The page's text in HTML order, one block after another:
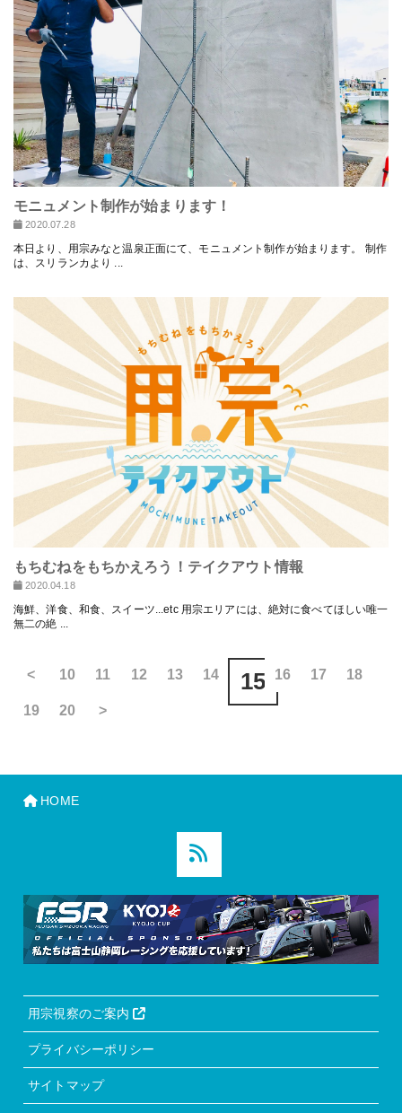
モニュメント制作が始まります！
2020.07.28
本日より、用宗みなと温泉正面にて、モニュメント制作が始まります。 制作
は、スリランカより ...
もちむねをもちかえろう！テイクアウト情報
2020.04.18
海鮮、洋食、和食、スイーツ...etc 用宗エリアには、絶対に食べてほしい唯一
無二の絶 ...
< 10 11 12 13 14 15 16 17 18
19 20 >
HOME
用宗視察のご案内
プライバシーポリシー
サイトマップ